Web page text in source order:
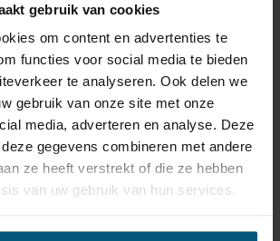
gebruik van cookies
om content en advertenties te
functies voor social media te bieden
te analyseren. Ook delen we
gebruik van onze site met onze
media, adverteren en analyse. Deze
gegevens combineren met andere
ze heeft verstrekt of die ze hebben
van uw gebruik van hun services.
Unikit 7
7 polig
Universeel met module
Zonder originele
connectoren